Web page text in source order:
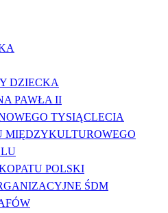
DZIECKA
PAWŁA II
TYSIĄCLECIA
MIĘDZYKULTUROWEGO
POLSKI
ŚDM